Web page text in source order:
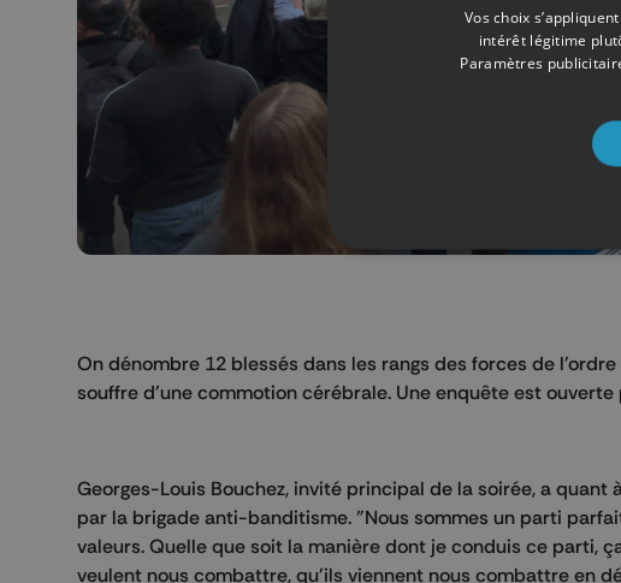
On dénombre 12 blessés dans les rangs des forces de
souffre d'une commotion cérébrale. Une enquête est
Georges-Louis Bouchez, invité principal de la soirée, a
par la brigade anti-banditisme. "Nous sommes un parti
valeurs. Quelle que soit la manière dont je conduis ce parti,
veulent nous combattre, qu'ils viennent nous combattre en
Vos choix
intérêt légitime
Paramètres